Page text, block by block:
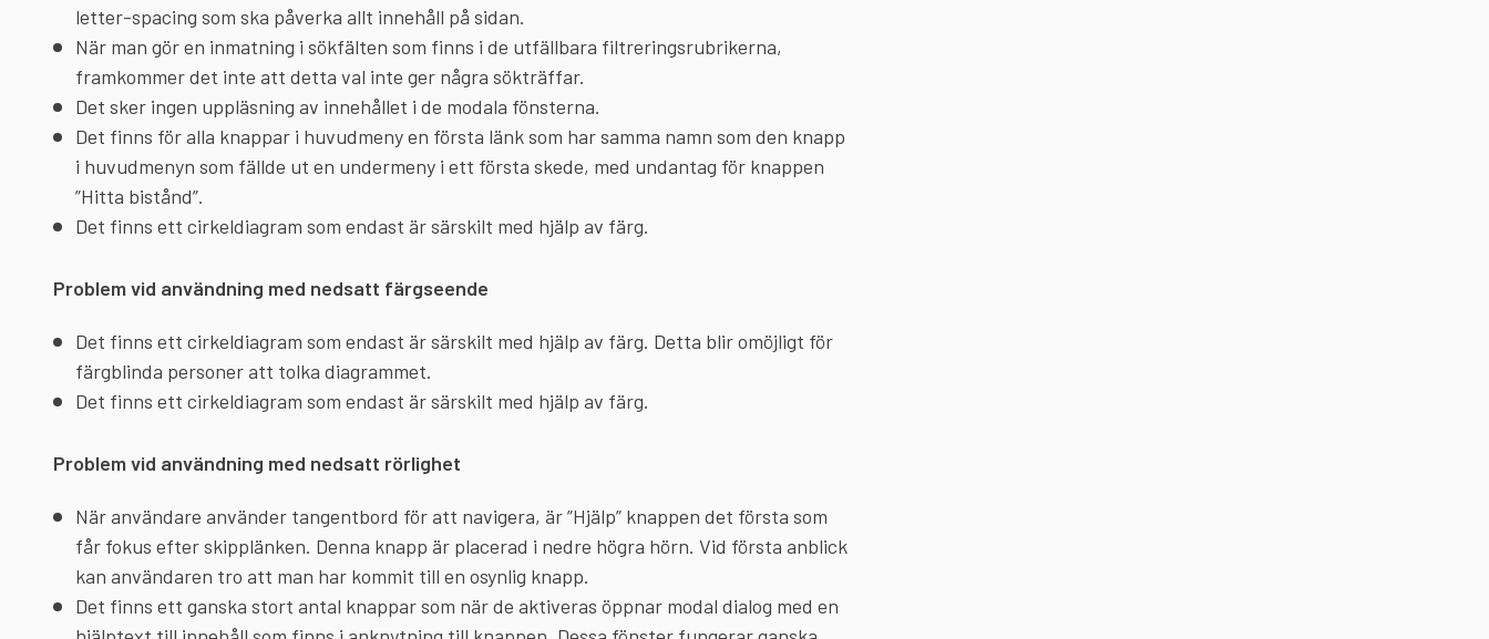
letter-spacing som ska påverka allt innehåll på sidan.
När man gör en inmatning i sökfälten som finns i de utfällbara filtreringsrubrikerna,
framkommer det inte att detta val inte ger några sökträffar.
Det sker ingen uppläsning av innehållet i de modala fönsterna.
Det finns för alla knappar i huvudmeny en första länk som har samma namn som den knapp
i huvudmenyn som fällde ut en undermeny i ett första skede, med undantag för knappen
”Hitta bistånd”.
Det finns ett cirkeldiagram som endast är särskilt med hjälp av färg.
Problem vid användning med nedsatt färgseende
Det finns ett cirkeldiagram som endast är särskilt med hjälp av färg. Detta blir omöjligt för
färgblinda personer att tolka diagrammet.
Det finns ett cirkeldiagram som endast är särskilt med hjälp av färg.
Problem vid användning med nedsatt rörlighet
När användare använder tangentbord för att navigera, är ”Hjälp” knappen det första som
får fokus efter skipplänken. Denna knapp är placerad i nedre högra hörn. Vid första anblick
kan användaren tro att man har kommit till en osynlig knapp.
Det finns ett ganska stort antal knappar som när de aktiveras öppnar modal dialog med en